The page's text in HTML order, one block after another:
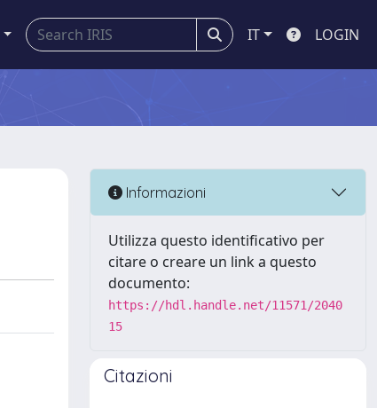
IT LOGIN
Informazioni
Utilizza questo identificativo per
citare o creare un link a questo
documento:
https://hdl.handle.net/11571/2040
15
Citazioni